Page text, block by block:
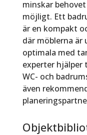
minskar
möjligt. Ett
är en kompakt
där möblerna är
optimala med
experter hjälper
WC- och
även